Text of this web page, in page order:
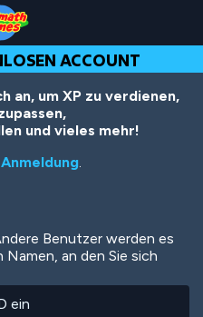
ACCOUNT
an, um XP zu verdienen,
und vieles mehr!
Anmeldung.
Benutzer werden es
an den Sie sich